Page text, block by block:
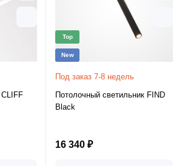
Top
New
Под заказ 7-8 недель
Потолочный светильник FIND
Black
16 340 ₽